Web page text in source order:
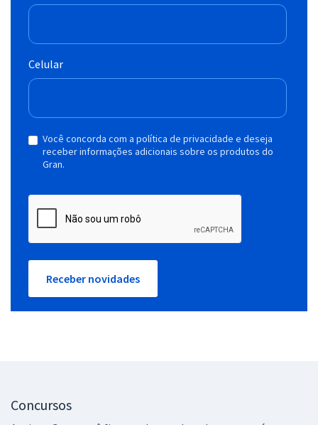
Celular
Você concorda com a política de privacidade e deseja
receber informações adicionais sobre os produtos do
Gran.
Receber novidades
Concursos